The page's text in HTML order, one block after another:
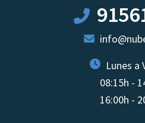
Lunes a
08:15h -
16:00h -